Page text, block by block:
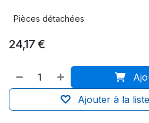
Pièces détachées
24,17 €
Ajouter à la